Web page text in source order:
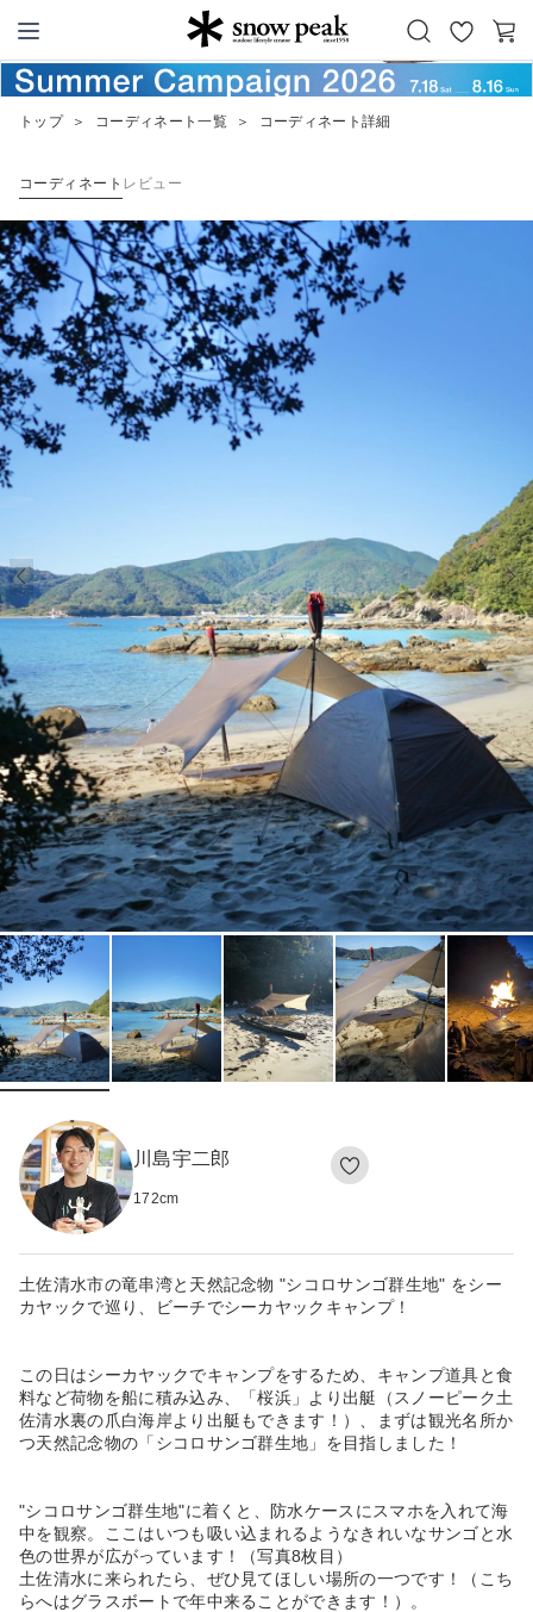
Snow Peak
お
気
カ
ー
トップ ＞ コーディネート一覧 ＞ コーディネート詳細
コーディネート レビュー
川島宇二郎
172cm
土佐清水市の竜串湾と天然記念物 "シコロサンゴ群生地" をシー
カヤックで巡り、ビーチでシーカヤックキャンプ！
この日はシーカヤックでキャンプをするため、キャンプ道具と食
料など荷物を船に積み込み、「桜浜」より出艇（スノーピーク土
佐清水裏の爪白海岸より出艇もできます！）、まずは観光名所か
つ天然記念物の「シコロサンゴ群生地」を目指しました！
"シコロサンゴ群生地"に着くと、防水ケースにスマホを入れて海
中を観察。ここはいつも吸い込まれるようなきれいなサンゴと水
色の世界が広がっています！（写真8枚目）
土佐清水に来られたら、ぜひ見てほしい場所の一つです！（こち
らへはグラスボートで年中来ることができます！）。